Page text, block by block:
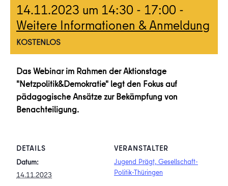
14.11.2023 um 14:30 - 17:00 -
Weitere Informationen & Anmeldung
KOSTENLOS
Das Webinar im Rahmen der Aktionstage
"Netzpolitik&Demokratie" legt den Fokus auf
pädagogische Ansätze zur Bekämpfung von
Benachteiligung.
DETAILS
Datum:
14.11.2023
VERANSTALTER
Jugend Prägt, Gesellschaft-
Politik-Thüringen